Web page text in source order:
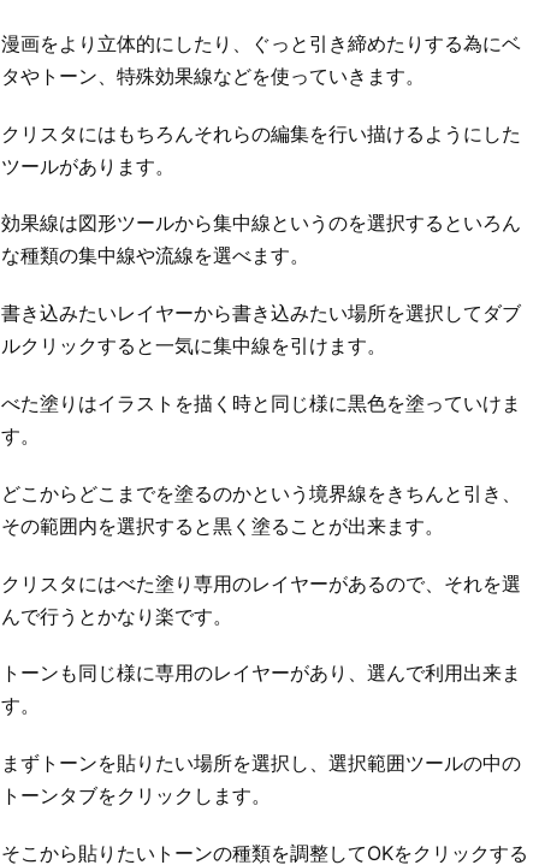
漫画をより立体的にしたり、ぐっと引き締めたりする為にベ
タやトーン、特殊効果線などを使っていきます。
クリスタにはもちろんそれらの編集を行い描けるようにした
ツールがあります。
効果線は図形ツールから集中線というのを選択するといろん
な種類の集中線や流線を選べます。
書き込みたいレイヤーから書き込みたい場所を選択してダブ
ルクリックすると一気に集中線を引けます。
べた塗りはイラストを描く時と同じ様に黒色を塗っていけま
す。
どこからどこまでを塗るのかという境界線をきちんと引き、
その範囲内を選択すると黒く塗ることが出来ます。
クリスタにはべた塗り専用のレイヤーがあるので、それを選
んで行うとかなり楽です。
トーンも同じ様に専用のレイヤーがあり、選んで利用出来ま
す。
まずトーンを貼りたい場所を選択し、選択範囲ツールの中の
トーンタブをクリックします。
そこから貼りたいトーンの種類を調整してOKをクリックする